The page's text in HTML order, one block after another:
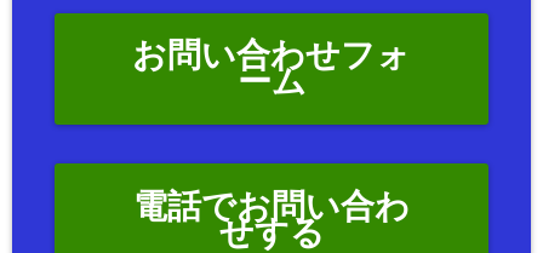
お問い合わせフォ
ーム
電話でお問い合わ
せする